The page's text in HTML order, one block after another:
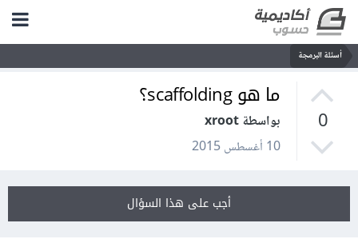
أسئلة البرمجة
0
ما هو scaffolding؟
بواسطة xroot
10 أغسطس 2015
أجب على هذا السؤال